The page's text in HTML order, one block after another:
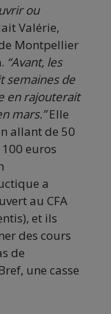
ou
Valérie,
Montpellier
“Avant, les
semaines de
en rajouterait
mars.”Elle
allant de 50
euros
a
au CFA
et ils
des cours
de
une casse